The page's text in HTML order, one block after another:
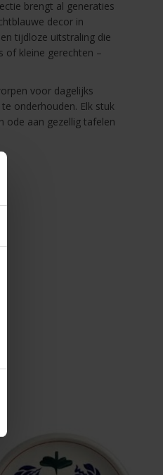
brengt al generaties
decor in
tijdloze uitstraling die
of kleine gerechten –
voor dagelijks
onderhouden. Elk stuk
ode aan gezellig tafelen